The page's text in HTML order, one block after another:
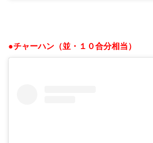
●チャーハン（並・１０合分相当）